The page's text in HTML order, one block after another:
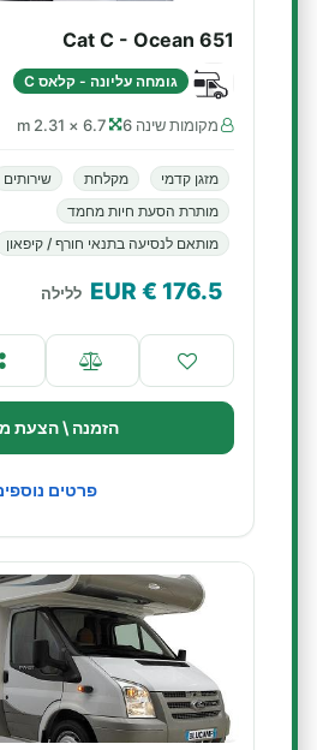
Cat C - Ocean 651
גומחה עליונה - קלאס C
מקומות שינה 6 6.7 × 2.31 m
מזגן קדמי מקלחת שירותים
מותרת הסעת חיות מחמד
מותאם לנסיעה בתנאי חורף / קיפאון
176.5
€ EUR ללילה
הזמנה \ הצעת
פרטים